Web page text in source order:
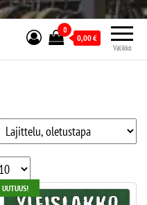
kivijalkakauppa Helsingissä Kallion
sydämessä.
Valikko
0
0,00€
UUTUUS!